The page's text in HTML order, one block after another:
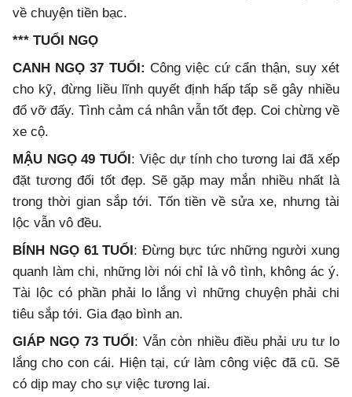
về chuyện tiền bạc.
*** TUỔI NGỌ
CANH NGỌ 37 TUỔI: Công việc cứ cẩn thận, suy xét
cho kỹ, đừng liều lĩnh quyết định hấp tấp sẽ gây nhiều
đổ vỡ đấy. Tình cảm cá nhân vẫn tốt đẹp. Coi chừng về
xe cộ.
MẬU NGỌ 49 TUỔI: Việc dự tính cho tương lai đã xếp
đặt tương đối tốt đẹp. Sẽ gặp may mắn nhiều nhất là
trong thời gian sắp tới. Tốn tiền về sửa xe, nhưng tài
lộc vẫn vô đều.
BÍNH NGỌ 61 TUỔI: Đừng bực tức những người xung
quanh làm chi, những lời nói chỉ là vô tình, không ác ý.
Tài lộc có phần phải lo lắng vì những chuyện phải chi
tiêu sắp tới. Gia đạo bình an.
GIÁP NGỌ 73 TUỔI: Vẫn còn nhiều điều phải ưu tư lo
lắng cho con cái. Hiện tại, cứ làm công việc đã cũ. Sẽ
có dịp may cho sự việc tương lai.